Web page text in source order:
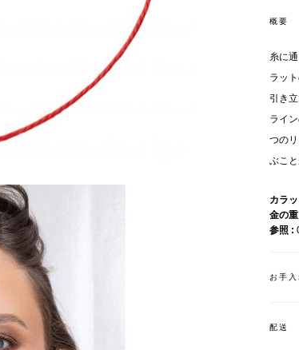
概要
糸に
ラッ
引き
ライ
つの
ぶこ
カラ
金の
参照
お手
配送